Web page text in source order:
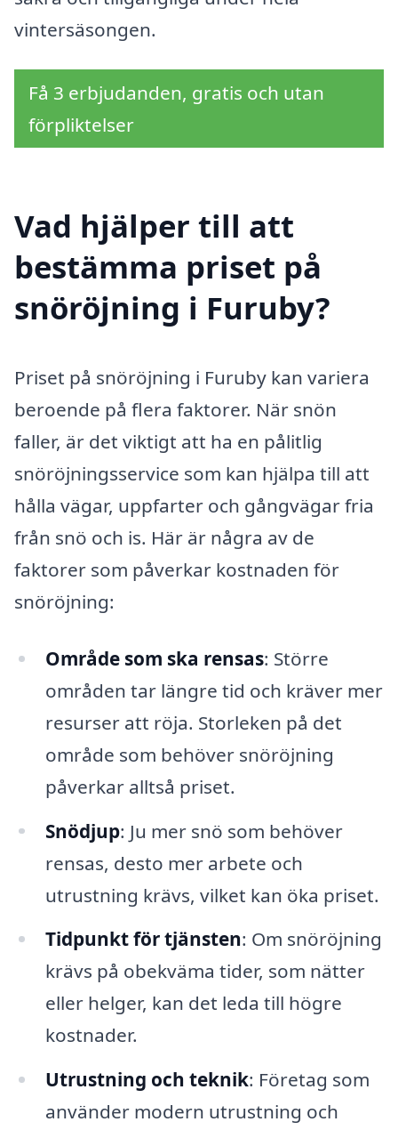
vintersäsongen.
Få 3 erbjudanden, gratis och utan
förpliktelser
Vad hjälper till att
bestämma priset på
snöröjning i Furuby?
Priset på snöröjning i Furuby kan variera
beroende på flera faktorer. När snön
faller, är det viktigt att ha en pålitlig
snöröjningsservice som kan hjälpa till att
hålla vägar, uppfarter och gångvägar fria
från snö och is. Här är några av de
faktorer som påverkar kostnaden för
snöröjning:
Område som ska rensas: Större
områden tar längre tid och kräver mer
resurser att röja. Storleken på det
område som behöver snöröjning
påverkar alltså priset.
Snödjup: Ju mer snö som behöver
rensas, desto mer arbete och
utrustning krävs, vilket kan öka priset.
Tidpunkt för tjänsten: Om snöröjning
krävs på obekväma tider, som nätter
eller helger, kan det leda till högre
kostnader.
Utrustning och teknik: Företag som
använder modern utrustning och